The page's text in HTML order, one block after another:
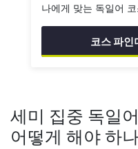
나에게 맞는 독일어
코스 파인
세미 집중 독일
어떻게 해야 하